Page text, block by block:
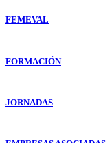
FEMEVAL
FORMACIÓN
JORNADAS